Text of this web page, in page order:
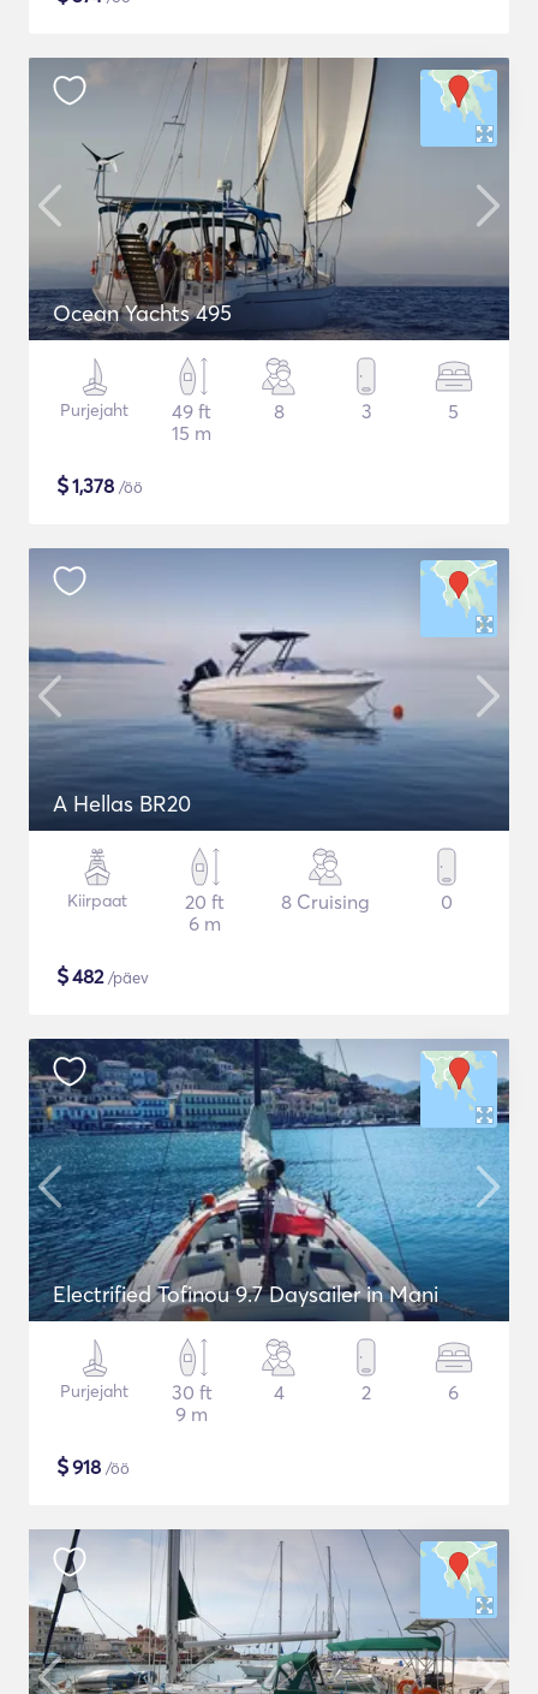
Ocean Yachts 495
Purjejaht
49 ft
15 m
8 3 5
$1,378 /öö
A Hellas BR20
Kiirpaat
20 ft
6 m
8 Cruising 0
$482/päev
Electrified Tofinou 9.7 Daysailer in Mani
Purjejaht
30 ft
9 m
4 2 6
$918 /öö